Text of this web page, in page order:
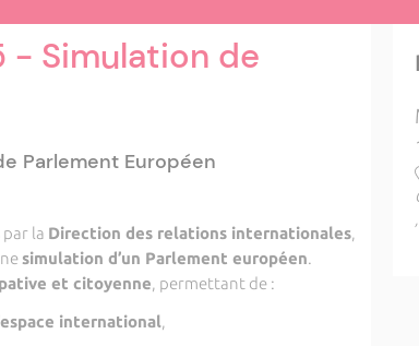
- Simulation de
Parlement Européen
par la Direction des relations internationales,
simulation d’un Parlement européen.
et citoyenne, permettant de :
international,